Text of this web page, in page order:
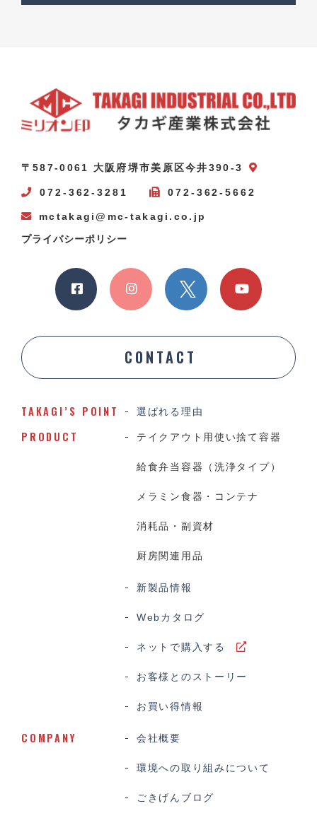
〒587-0061 大阪府堺市美原区今井390-3
072-362-3281 072-362-5662
mctakagi@mc-takagi.co.jp
プライバシーポリシー
CONTACT
TAKAGI’S POINT 選ばれる理由
PRODUCT テイクアウト用使い捨て容器
給食弁当容器（洗浄タイプ）
メラミン食器・コンテナ
消耗品・副資材
厨房関連用品
新製品情報
Webカタログ
ネットで購入する
お客様とのストーリー
お買い得情報
COMPANY 会社概要
環境への取り組みについて
ごきげんブログ